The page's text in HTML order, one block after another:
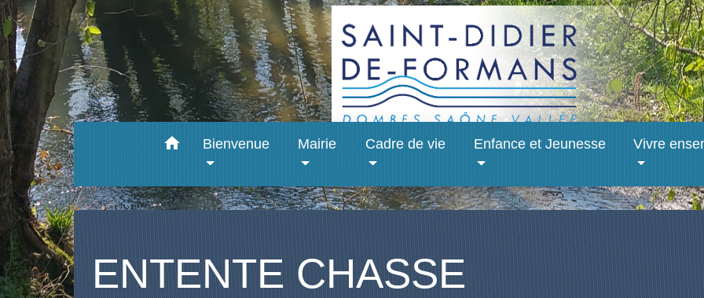
home Bienvenue Mairie Cadre de vie Enfance et Jeunesse Vivre
ENTENTE CHASSE